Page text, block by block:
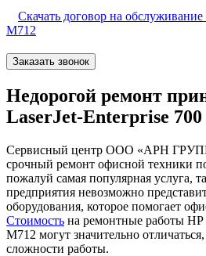
Скачать договор на
M712
Заказать звонок
Недорогой ремонт
LaserJet-Enterprise
Сервисный центр ООО «АРН
срочный ремонт офисной техники
пожалуй самая популярная услуга,
предприятия невозможно
оборудования, которое помогает
Стоимость на ремонтные работы HP
M712 могут значительно
сложности работы.